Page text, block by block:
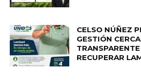
CELSO NÚÑEZ
GESTIÓN
RECUPERAR